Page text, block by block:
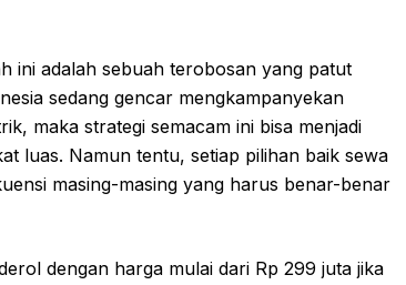
ini adalah sebuah terobosan yang patut
sedang gencar mengkampanyekan
maka strategi semacam ini bisa menjadi
luas. Namun tentu, setiap pilihan baik sewa
masing-masing yang harus benar-benar
dengan harga mulai dari Rp 299 juta jika